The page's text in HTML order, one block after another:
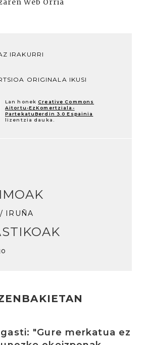
IRAKURRI
ORIGINALA IKUSI
Lan honek Creative Commons
Aitortu-EzKomertziala-
PartekatuBerdin 3.0 Espainia
lizentzia dauka.
IRUÑA
"Gure merkatua ez